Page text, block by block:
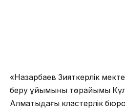
«Назарбаев Зияткерлік
беру ұйымының төрайымы
Алматыдағы кластерлік